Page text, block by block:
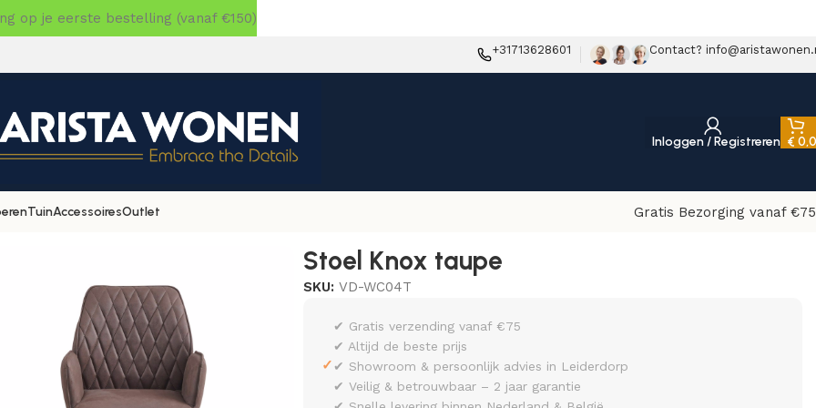
+31713628601 Contact?
Inloggen / Registreren €
TuinAccessoiresOutlet
Gratis Bezorging vanaf
Stoel Knox taupe
SKU:VD-WC04T
✓
✔ Gratis verzending vanaf €75
✔ Altijd de beste prijs
✔ Showroom & persoonlijk advies in Leiderdorp
✔ Veilig & betrouwbaar – 2 jaar garantie
op je eerste bestelling (vanaf €150)